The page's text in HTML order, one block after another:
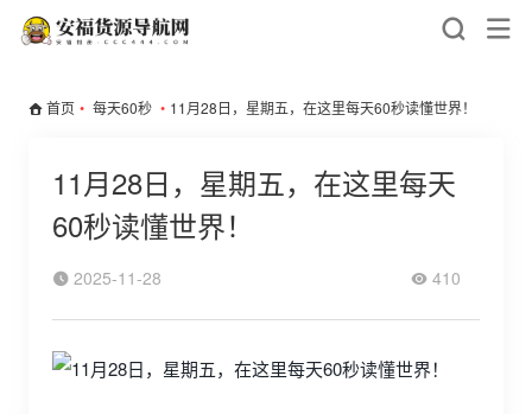
首页 • 每天60秒 • 11月28日，星期五，在这里每天60秒读懂世界！
11月28日，星期五，在这里每天
60秒读懂世界！
2025-11-28 410